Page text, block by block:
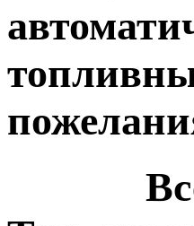
Все